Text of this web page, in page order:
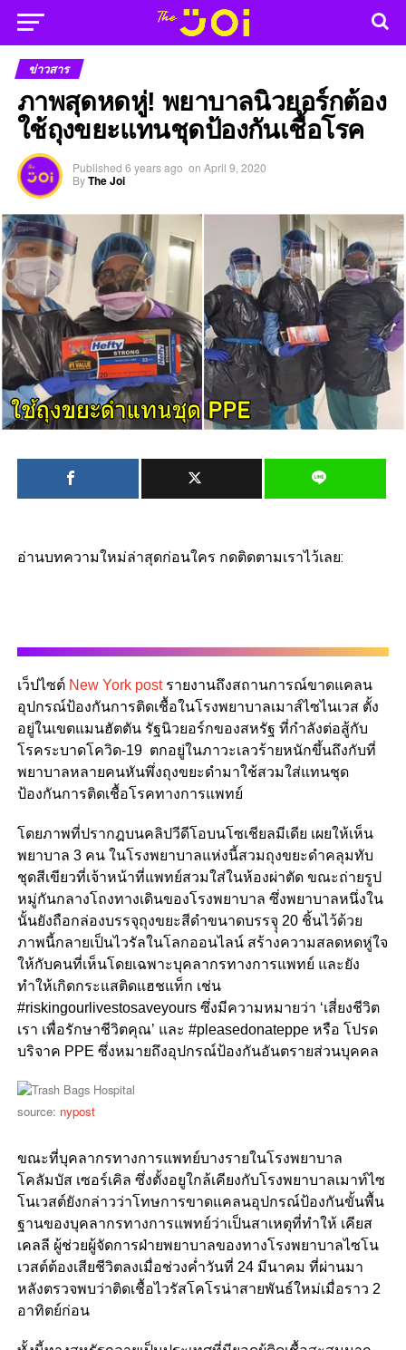
ข่าวสาร
ภาพสุดหดหู่! พยาบาลนิวยอร์กต้อง
ใช้ถุงขยะแทนชุดป้องกันเชื้อโรค
Published 6 years ago on April 9, 2020
ByThe Joi
อ่านบทความใหม่ล่าสุดก่อนใคร กดติดตามเราไว้เลย:
เว็ปไซต์ New York postรายงานถึงสถานการณ์ขาดแคลน
อุปกรณ์ป้องกันการติดเชื้อในโรงพยาบาลเมาส์ไซไนเวส ตั้ง
อยู่ในเขตแมนฮัตตัน รัฐนิวยอร์กของสหรัฐ ที่กำลังต่อสู้กับ
โรคระบาดโควิด-19 ตกอยู่ในภาวะเลวร้ายหนักขึ้นถึงกับที่
พยาบาลหลายคนหันพึ่งถุงขยะดำมาใช้สวมใส่แทนชุด
ป้องกันการติดเชื้อโรคทางการแพทย์
โดยภาพที่ปรากฎบนคลิปวีดีโอบนโซเชียลมีเดีย เผยให้เห็น
พยาบาล 3 คน ในโรงพยาบาลแห่งนี้สวมถุงขยะดำคลุมทับ
ชุดสีเขียวที่เจ้าหน้าที่แพทย์สวมใส่ในห้องผ่าตัด ขณะถ่ายรูป
หมู่กันกลางโถงทางเดินของโรงพยาบาล ซึ่งพยาบาลหนึ่งใน
นั้นยังถือกล่องบรรจุถุงขยะสีดำขนาดบรรจุุ 20 ชิ้นไว้ด้วย
ภาพนี้กลายเป็นไวรัลในโลกออนไลน์ สร้างความสลดหดหู่ใจ
ให้กับคนที่เห็นโดยเฉพาะบุคลากรทางการแพทย์ และยัง
ทำให้เกิดกระแสติดแฮชแท็ก เช่น
#riskingourlivestosaveyours ซึ่งมีความหมายว่า ‘เสี่ยงชีวิต
เรา เพื่อรักษาชีวิตคุณ’ และ #pleasedonateppe หรือ โปรด
บริจาค PPE ซึ่งหมายถึงอุปกรณ์ป้องกันอันตรายส่วนบุคคล
source: nypost
ขณะที่บุคลากรทางการแพทย์บางรายในโรงพยาบาล
โคลัมบัส เซอร์เคิล ซึ่งตั้งอยูใกล้เคียงกับโรงพยาบาลเมาท์ไซ
โนเวสต์ยังกล่าวว่าโทษการขาดแคลนอุปกรณ์ป้องกันขั้นพื้น
ฐานของบุคลากรทางการแพทย์ว่าเป็นสาเหตุที่ทำให้ เคียส
เคลลี ผู้ช่วยผู้จัดการฝ่ายพยาบาลของทางโรงพยาบาลไซโน
เวสต์ต้องเสียชีวิตลงเมื่อช่วงค่ำวันที่ 24 มีนาคม ที่ผ่านมา
หลังตรวจพบว่าติดเชื้อไวรัสโคโรน่าสายพันธ์ใหม่เมื่อราว 2
อาทิตย์ก่อน